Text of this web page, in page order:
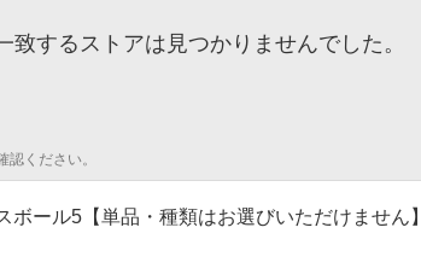
するストアは見つかりませんでした。
ください。
ボール5【単品・種類はお選びいただけません】